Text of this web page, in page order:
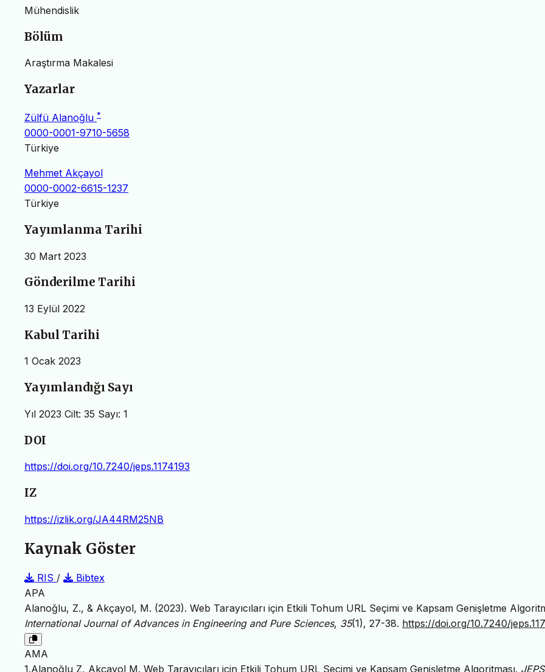
Mühendislik
Bölüm
Araştırma Makalesi
Yazarlar
Zülfü Alanoğlu *
0000-0001-9710-5658
Türkiye
Mehmet Akçayol
0000-0002-6615-1237
Türkiye
Yayımlanma Tarihi
30 Mart 2023
Gönderilme Tarihi
13 Eylül 2022
Kabul Tarihi
1 Ocak 2023
Yayımlandığı Sayı
Yıl 2023 Cilt: 35 Sayı: 1
DOI
https://doi.org/10.7240/jeps.1174193
IZ
https://izlik.org/JA44RM25NB
Kaynak Göster
RIS /
Bibtex
APA
Alanoğlu, Z., & Akçayol, M. (2023). Web Tarayıcıları için Etkili Tohum URL Seçimi ve Kapsam Genişletme
International Journal of Advances in Engineering and Pure Sciences, 35(1), 27-38. https://doi.org/10.7240/
AMA
1.Alanoğlu Z, Akçayol M. Web Tarayıcıları için Etkili Tohum URL Seçimi ve Kapsam Genişletme Algoritması. JEPS